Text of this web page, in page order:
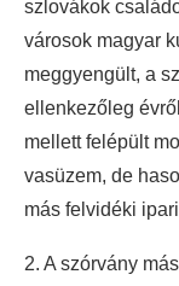
szlovákok
városok magyar
meggyengült, a
ellenkezőleg
mellett felépült
vasüzem, de
más felvidéki
2. A szórvány